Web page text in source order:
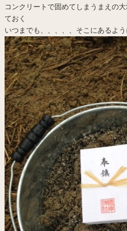
コンクリートで固めてしまうまえの
ておく
いつまでも、、、、、そこにあるよう